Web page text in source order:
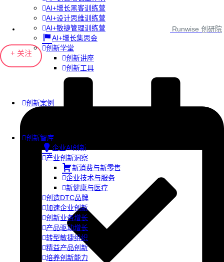
AI+增长黑客训练营
AI+设计思维训练营
AI+敏捷管理训练营
AI+增长集思会
创新学堂
创新讲座
创新工具
创新案例
创新智库
企业AI创新
产业创新洞察
新消费与新零售
企业技术与服务
新健康与医疗
创造DTC品牌
加速企业创新
创新业务增长
产品驱动增长
转型敏捷组织
精益产品创新
培养创新能力
Runwise 创研院
+ 关注